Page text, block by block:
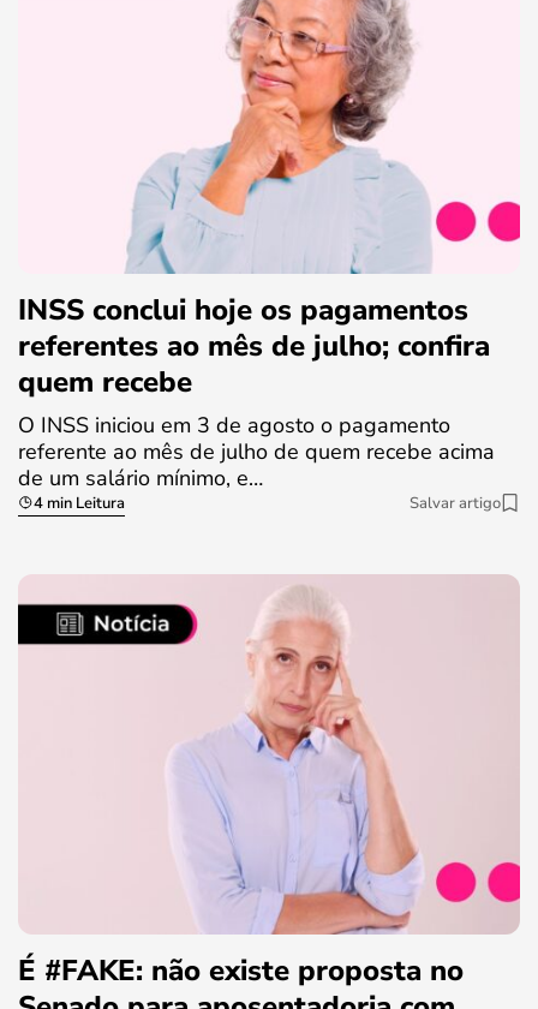
INSS conclui hoje os pagamentos
referentes ao mês de julho; confira
quem recebe
O INSS iniciou em 3 de agosto o pagamento
referente ao mês de julho de quem recebe acima
de um salário mínimo, e…
4 min Leitura Salvar artigo
É #FAKE: não existe proposta no